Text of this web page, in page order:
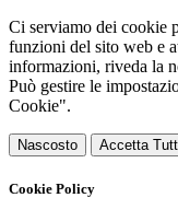
Ci serviamo dei cookie
funzioni del sito web e
informazioni, riveda la
Può gestire le
Cookie".
Nascosto Accetta
Cookie Policy